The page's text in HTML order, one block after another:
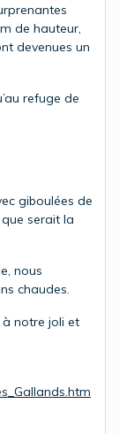
de hauteur,
devenues un
refuge de
giboulées de
serait la
nous
chaudes.
à notre joli et